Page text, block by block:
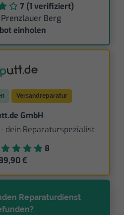
7 (1 verifiziert)
Berg
einholen
Versandreparatur
GmbH
dein Reparaturspezialist
8
€
Reparaturdienst